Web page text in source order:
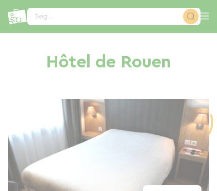
Søg...
Hôtel de Rouen
CCookie-styringspanel